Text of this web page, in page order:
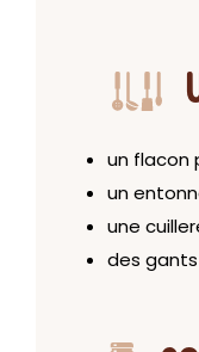
un flacon
un
une
des